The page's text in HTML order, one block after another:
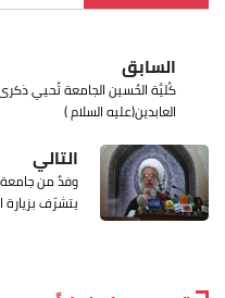
السابق
كُليَّة الحُسين الجامعة تُحيي
العابدين(عليه السلام )
التالي
وفدٌ من جامعة
يتشرّف بزيارة